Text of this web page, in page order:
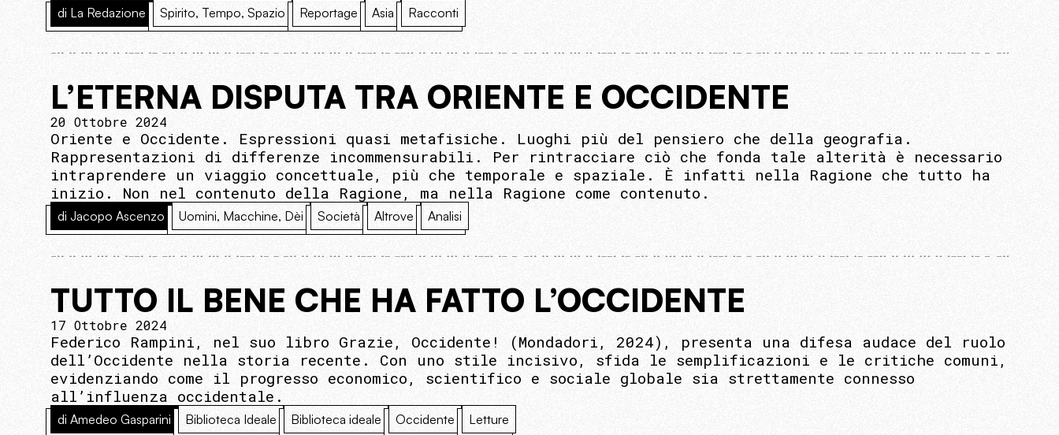
di La Redazione Spirito, Tempo, Spazio Reportage Asia Racconti
L’ETERNA DISPUTA TRA ORIENTE E OCCIDENTE
20 Ottobre 2024
Oriente e Occidente. Espressioni quasi metafisiche. Luoghi più del pensiero che della geografia.
Rappresentazioni di differenze incommensurabili. Per rintracciare ciò che fonda tale alterità è necessario
intraprendere un viaggio concettuale, più che temporale e spaziale. È infatti nella Ragione che tutto ha
inizio. Non nel contenuto della Ragione, ma nella Ragione come contenuto.
di Jacopo Ascenzo Uomini, Macchine, Dèi Società Altrove Analisi
TUTTO IL BENE CHE HA FATTO L’OCCIDENTE
17 Ottobre 2024
Federico Rampini, nel suo libro Grazie, Occidente! (Mondadori, 2024), presenta una difesa audace del ruolo
dell’Occidente nella storia recente. Con uno stile incisivo, sfida le semplificazioni e le critiche comuni,
evidenziando come il progresso economico, scientifico e sociale globale sia strettamente connesso
all’influenza occidentale.
di Amedeo Gasparini Biblioteca Ideale Biblioteca ideale Occidente Letture